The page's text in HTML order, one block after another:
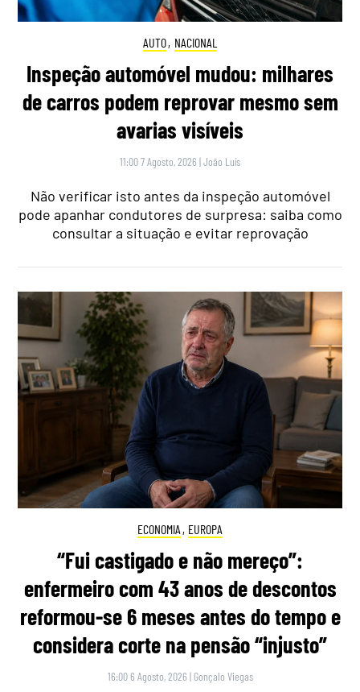
AUTO, NACIONAL
Inspeção automóvel mudou: milhares
de carros podem reprovar mesmo sem
avarias visíveis
11:00 7 Agosto, 2026 |João Luís
Não verificar isto antes da inspeção automóvel
pode apanhar condutores de surpresa: saiba como
consultar a situação e evitar reprovação
ECONOMIA , EUROPA
“Fui castigado e não mereço”:
enfermeiro com 43 anos de descontos
reformou-se 6 meses antes do tempo e
considera corte na pensão “injusto”
16:00 6 Agosto, 2026 | Gonçalo Viegas